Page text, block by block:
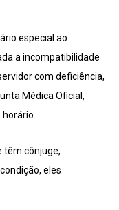
especial ao
a incompatibilidade
com deficiência,
Médica Oficial,
têm cônjuge,
eles